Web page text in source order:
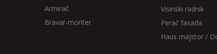
Armirač
Bravar-monter
Visinski radnik
Perač fasada
Haus majstor /